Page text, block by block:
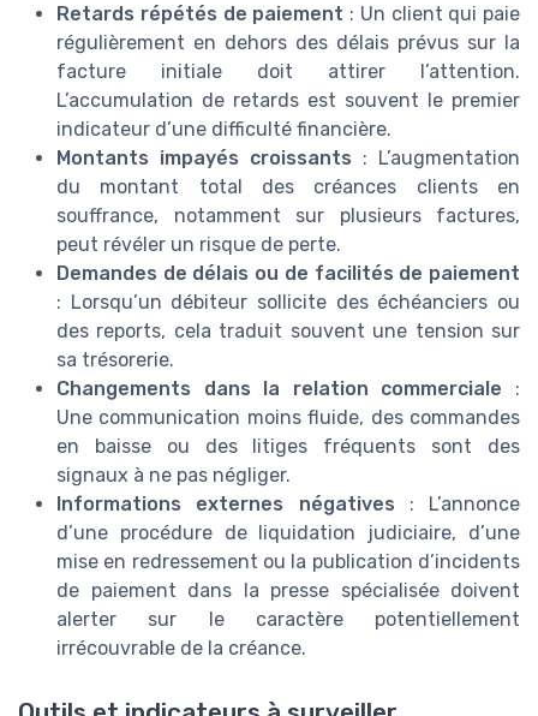
Retards répétés de paiement : Un client qui paie
régulièrement en dehors des délais prévus sur la
facture initiale doit attirer l’attention.
L’accumulation de retards est souvent le premier
indicateur d’une difficulté financière.
Montants impayés croissants : L’augmentation
du montant total des créances clients en
souffrance, notamment sur plusieurs factures,
peut révéler un risque de perte.
Demandes de délais ou de facilités de paiement
: Lorsqu’un débiteur sollicite des échéanciers ou
des reports, cela traduit souvent une tension sur
sa trésorerie.
Changements dans la relation commerciale :
Une communication moins fluide, des commandes
en baisse ou des litiges fréquents sont des
signaux à ne pas négliger.
Informations externes négatives : L’annonce
d’une procédure de liquidation judiciaire, d’une
mise en redressement ou la publication d’incidents
de paiement dans la presse spécialisée doivent
alerter sur le caractère potentiellement
irrécouvrable de la créance.